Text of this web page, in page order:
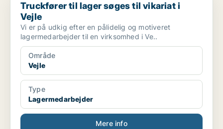
Truckfører til lager søges til vikariat i
Vejle
Vi er på udkig efter en pålidelig og motiveret
lagermedarbejder til en virksomhed i Ve..
Område
Vejle
Type
Lagermedarbejder
Mere info